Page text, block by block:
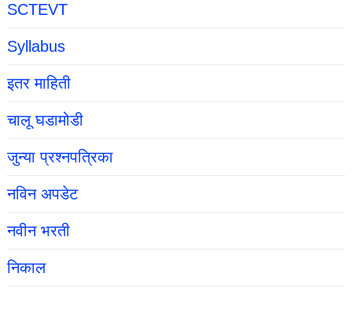
SCTEVT
Syllabus
इतर माहिती
चालू घडामोडी
जुन्या प्रश्नपत्रिका
नविन अपडेट
नवीन भरती
निकाल